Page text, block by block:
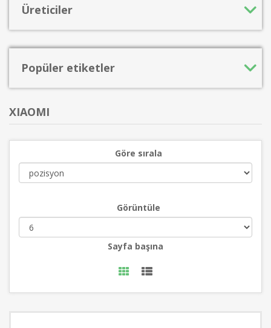
Üreticiler
Popüler etiketler
XIAOMI
Göre sırala
Görüntüle
Sayfa başına